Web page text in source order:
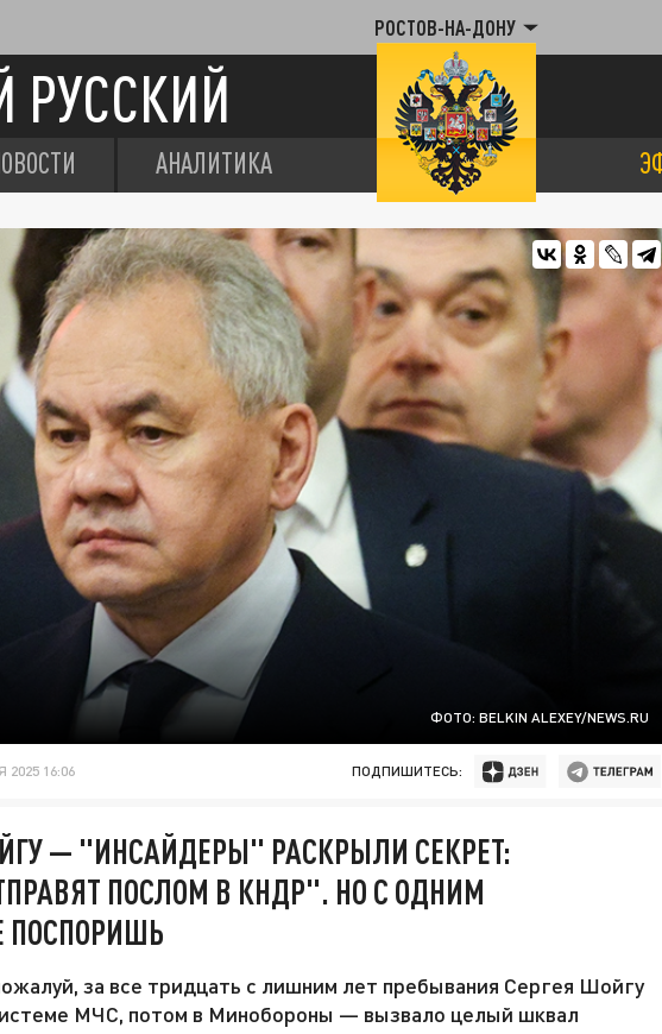
РОСТОВ-НА-ДОНУ
РУССКИЙ
АНАЛИТИКА
ФОТО: BELKIN ALEXEY/NEWS.RU
2025 16:06 ПОДПИШИТЕСЬ:
— "ИНСАЙДЕРЫ" РАСКРЫЛИ СЕКРЕТ:
ПОСЛОМ В КНДР". НО С ОДНИМ
ПОСПОРИШЬ
за все тридцать с лишним лет пребывания Сергея Шойгу
МЧС, потом в Минобороны — вызвало целый шквал